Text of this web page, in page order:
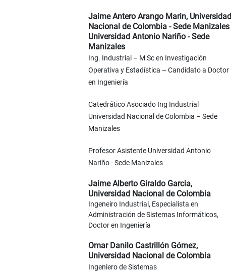
Jaime Antero Arango Marin, Universidad
Nacional de Colombia - Sede Manizales
Universidad Antonio Nariño - Sede
Manizales
Ing. Industrial – M Sc en Investigación
Operativa y Estadística – Candidato a Doctor
en Ingeniería
Catedrático Asociado Ing Industrial
Universidad Nacional de Colombia – Sede
Manizales
Profesor Asistente Universidad Antonio
Nariño - Sede Manizales
Jaime Alberto Giraldo Garcia,
Universidad Nacional de Colombia
Ingeneiro Industrial, Especialista en
Administración de Sistemas Informáticos,
Doctor en Ingeniería
Omar Danilo Castrillón Gómez,
Universidad Nacional de Colombia
Ingeniero de Sistemas